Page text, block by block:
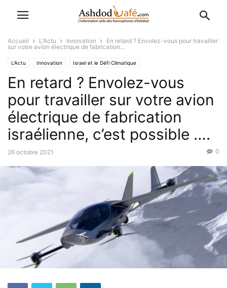
Accueil L'Actu Innovation
En retard ? Envolez-vous pour travailler
sur votre avion électrique de fabrication...
L'Actu Innovation Israel et le Défi Climatique
En retard ? Envolez-vous
pour travailler sur votre avion
électrique de fabrication
israélienne, c’est possible ….
26 octobre 2021 0